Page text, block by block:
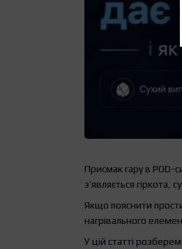
Присмак гару в POD-
з’являється гіркота,
Якщо пояснити
нагрівального
У цій статті